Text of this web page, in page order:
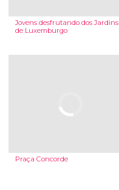
Jovens desfrutando dos Jardins
de Luxemburgo
Praça Concorde